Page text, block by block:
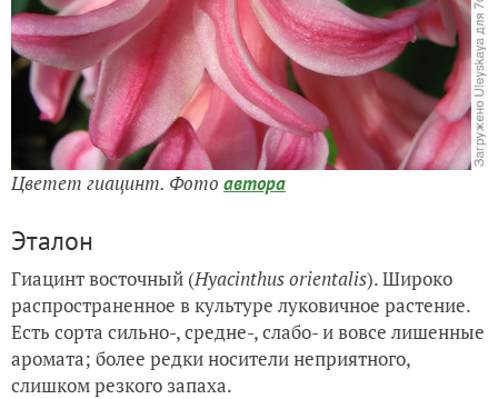
Цветет гиацинт. Фото автора
Эталон
Гиацинт восточный (Hyacinthus orientalis). Широко
распространенное в культуре луковичное растение.
Есть сорта сильно-, средне-, слабо- и вовсе лишенные
аромата; более редки носители неприятного,
слишком резкого запаха.